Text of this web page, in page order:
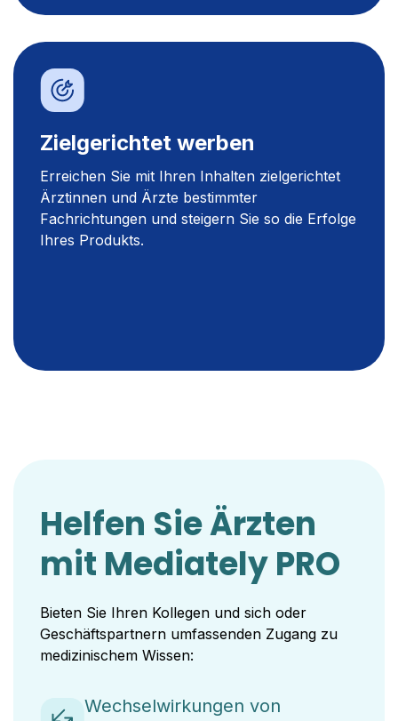
Zielgerichtet werben
Erreichen Sie mit Ihren Inhalten zielgerichtet
Ärztinnen und Ärzte bestimmter
Fachrichtungen und steigern Sie so die Erfolge
Ihres Produkts.
Helfen Sie Ärzten
mit Mediately PRO
Bieten Sie Ihren Kollegen und sich oder
Geschäftspartnern umfassenden Zugang zu
medizinischem Wissen:
Wechselwirkungen von